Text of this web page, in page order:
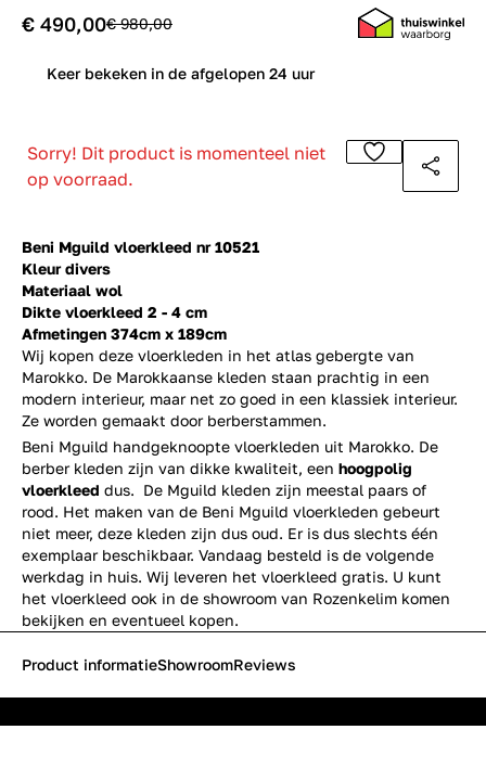
Beni Mguild vloerkleed nr 10521
Kleur divers
Materiaal wol
Dikte vloerkleed 2 - 4 cm
Afmetingen 374cm x 189cm
Wij kopen deze vloerkleden in het atlas gebergte van
Marokko. De Marokkaanse kleden staan prachtig in een
modern interieur, maar net zo goed in een klassiek interieur.
Ze worden gemaakt door berberstammen.
€ 490,00€ 980,00
Keer bekeken in de afgelopen 24 uur
Sorry! Dit product is momenteel niet
op voorraad.
Beni Mguild handgeknoopte vloerkleden uit Marokko. De
berber kleden zijn van dikke kwaliteit, een hoogpolig
vloerkleed dus. De Mguild kleden zijn meestal paars of
rood. Het maken van de Beni Mguild vloerkleden gebeurt
niet meer, deze kleden zijn dus oud. Er is dus slechts één
exemplaar beschikbaar. Vandaag besteld is de volgende
werkdag in huis. Wij leveren het vloerkleed gratis. U kunt
het vloerkleed ook in de showroom van Rozenkelim komen
bekijken en eventueel kopen.
Product informatieShowroomReviews